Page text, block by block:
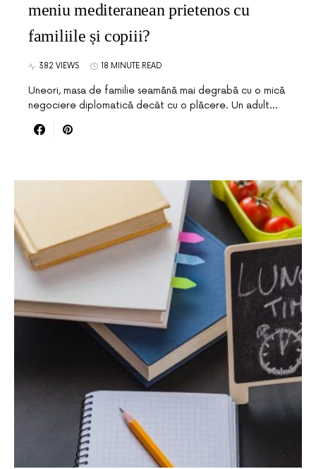
meniu mediteranean prietenos cu
familiile și copiii?
382 VIEWS 18 MINUTE READ
Uneori, masa de familie seamănă mai degrabă cu o mică
negociere diplomatică decât cu o plăcere. Un adult…